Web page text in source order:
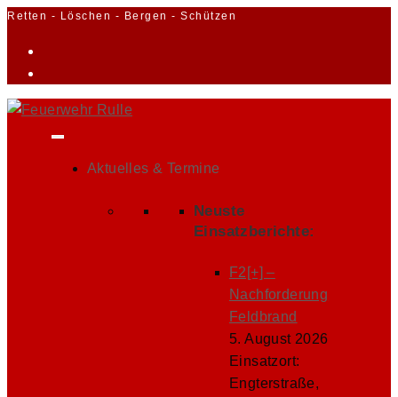
Zum
Retten - Löschen - Bergen - Schützen
Aktuelles & Termine
Neuste
Einsatzberichte:
F2[+] –
Nachforderung
Feldbrand
5. August 2026
Einsatzort:
Engterstraße,